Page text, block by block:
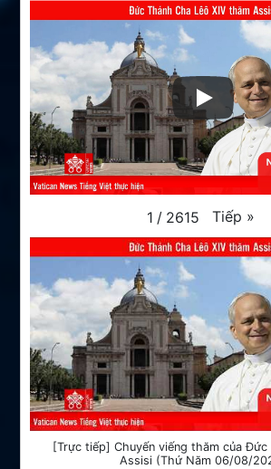
1 / 2615 Tiếp »
[Trực tiếp] Chuyến viếng thăm của Đức
Assisi (Thứ Năm 06/08/